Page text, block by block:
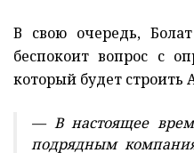
В свою очередь,
беспокоит вопрос с
который будет строить
— В настоящее
подрядным